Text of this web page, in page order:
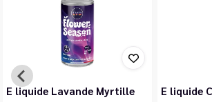
E liquide Violette Cerise
E liquide